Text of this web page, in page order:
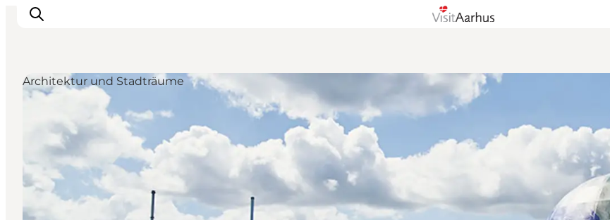
Sehen und erleben
Veranstaltungen
Städte und Regionen
Reiseplanung
Transport
Architektur und Stadträume